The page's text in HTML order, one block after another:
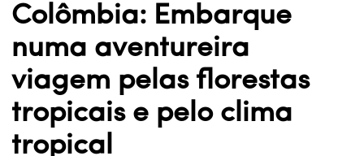
Colômbia: Embarque
numa aventureira
viagem pelas florestas
tropicais e pelo clima
tropical